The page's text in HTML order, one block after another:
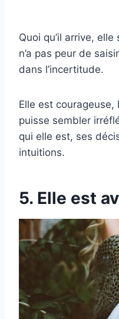
Quoi qu’il arrive,
n’a pas peur de
dans l’incertitude.
Elle est
puisse sembler
qui elle est, ses
intuitions.
5. Elle est